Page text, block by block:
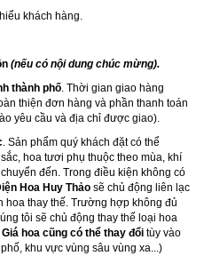
khách hàng.
(nếu có nội dung chúc mừng).
thành phố. Thời gian giao hàng
thiện đơn hàng và phần thanh toán
yêu cầu và địa chỉ được giao).
. Sản phẩm quý khách đặt có thể
hoa tươi phụ thuộc theo mùa, khí
đến. Trong điều kiện không có
Hoa Huy Thảo sẽ chủ động liên lạc
hoa thay thế. Trường hợp không đủ
tôi sẽ chủ động thay thế loại hoa
Giá hoa cũng có thể thay đổi tùy vào
khu vực vùng sâu vùng xa...)